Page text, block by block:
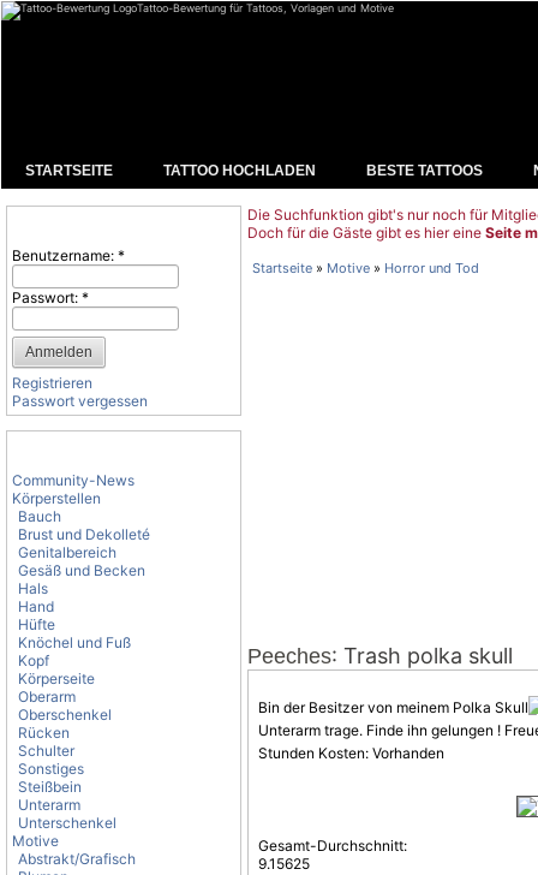
Tattoo-Bewertung für Tattoos, Vorlagen und Motive
STARTSEITE TATTOO HOCHLADEN BESTE TATTOOS
Benutzername: *
Passwort: *
Registrieren
Passwort vergessen
Community-News
Körperstellen
Bauch
Brust und Dekolleté
Genitalbereich
Gesäß und Becken
Hals
Hand
Hüfte
Knöchel und Fuß
Kopf
Körperseite
Oberarm
Oberschenkel
Rücken
Schulter
Sonstiges
Steißbein
Unterarm
Unterschenkel
Motive
Abstrakt/Grafisch
Die Suchfunktion gibt's nur noch für
Doch für die Gäste gibt es hier eine Seite
Startseite » Motive » Horror und Tod
Peeches: Trash polka skull
Bin der Besitzer von meinem Polka Skull
Unterarm trage. Finde ihn gelungen !
Stunden Kosten: Vorhanden
Gesamt-Durchschnitt:
9.15625